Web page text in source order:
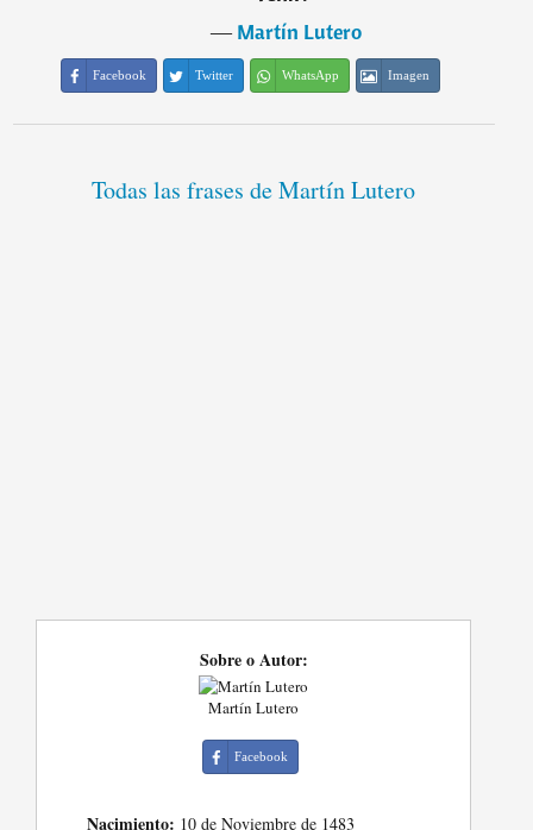
―Martín Lutero
Facebook Twitter WhatsApp Imagen
Todas las frases de Martín Lutero
Sobre o Autor:
Martín Lutero
Facebook
Nacimiento: 10 de Noviembre de 1483